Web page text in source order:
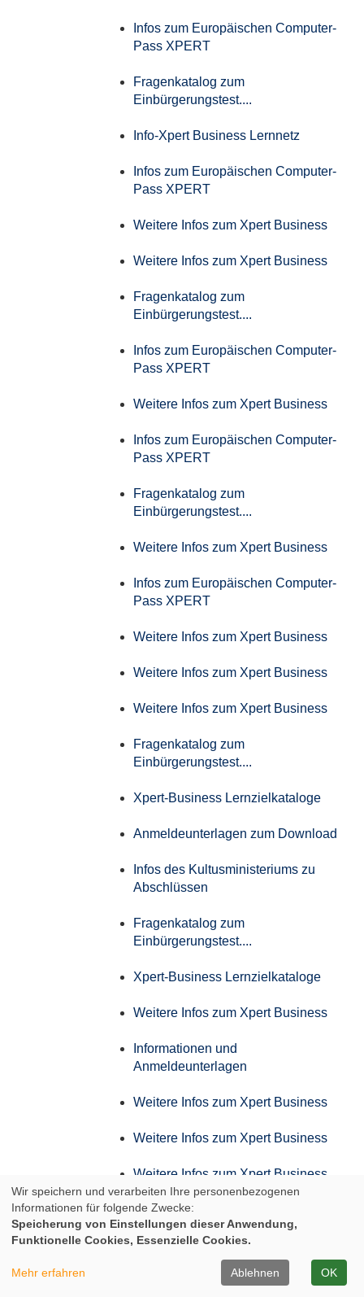
Infos zum Europäischen Computer-
Pass XPERT
Fragenkatalog zum
Einbürgerungstest....
Info-Xpert Business Lernnetz
Infos zum Europäischen Computer-
Pass XPERT
Weitere Infos zum Xpert Business
Weitere Infos zum Xpert Business
Fragenkatalog zum
Einbürgerungstest....
Infos zum Europäischen Computer-
Pass XPERT
Weitere Infos zum Xpert Business
Infos zum Europäischen Computer-
Pass XPERT
Fragenkatalog zum
Einbürgerungstest....
Weitere Infos zum Xpert Business
Infos zum Europäischen Computer-
Pass XPERT
Weitere Infos zum Xpert Business
Weitere Infos zum Xpert Business
Weitere Infos zum Xpert Business
Fragenkatalog zum
Einbürgerungstest....
Xpert-Business Lernzielkataloge
Anmeldeunterlagen zum Download
Infos des Kultusministeriums zu
Abschlüssen
Fragenkatalog zum
Einbürgerungstest....
Xpert-Business Lernzielkataloge
Weitere Infos zum Xpert Business
Informationen und
Anmeldeunterlagen
Weitere Infos zum Xpert Business
Weitere Infos zum Xpert Business
Weitere Infos zum Xpert Business
Weitere Infos zum Xpert Business
Infos zum Aufstiegs-BAföG
Infos der IHK zum AdA
Wir speichern und verarbeiten Ihre personenbezogenen
Informationen für folgende Zwecke:
Speicherung von Einstellungen dieser Anwendung,
Funktionelle Cookies, Essenzielle Cookies.
Mehr erfahren Ablehnen OK